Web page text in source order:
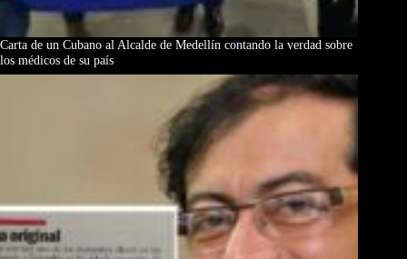
Carta de un Cubano al Alcalde de Medellín contando la verdad sobre
los médicos de su país